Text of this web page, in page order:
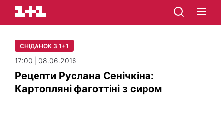
СНІДАНОК З 1+1
17:00 | 08.06.2016
Рецепти Руслана Сенічкіна:
Картопляні фаготтіні з сиром